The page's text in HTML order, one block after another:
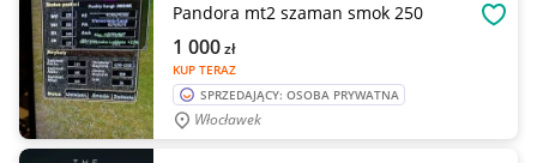
Pandora mt2 szaman smok 250
KUP TERAZ
1 000zł
SPRZEDAJĄCY: OSOBA PRYWATNA
Włocławek